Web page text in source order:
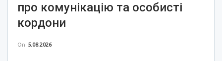
про комунікацію та особисті
кордони
On 5.08.2026